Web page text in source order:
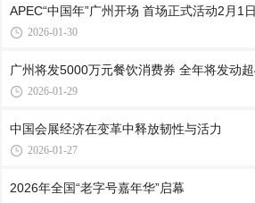
APEC“中国年”广州开场 首场正式活动2月1
2026-01-30
广州将发5000万元餐饮消费券 全年将发动
2026-01-29
中国会展经济在变革中释放韧性与活力
2026-01-27
2026年全国“老字号嘉年华”启幕